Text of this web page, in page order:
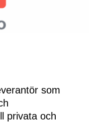
som
privata och